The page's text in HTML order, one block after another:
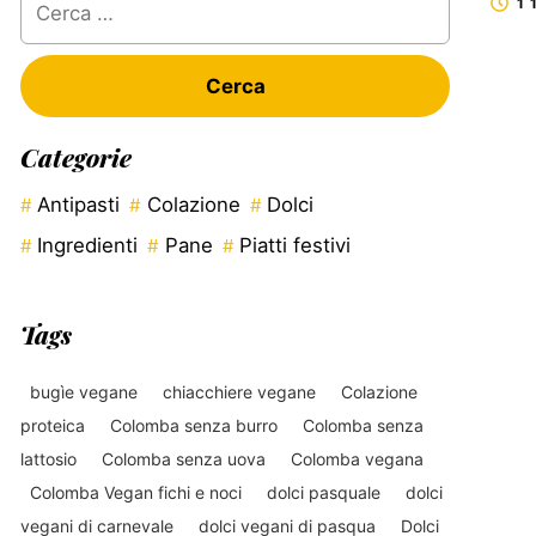
Categorie
Antipasti Colazione
Dolci
Ingredienti
Pane Piatti festivi
Tags
bugìe vegane chiacchiere vegane
Colazione
proteica
Colomba senza burro
Colomba senza
lattosio
Colomba senza uova
Colomba vegana
Colomba Vegan fichi e noci
dolci pasquale
dolci
vegani di carnevale
dolci vegani di pasqua
Dolci